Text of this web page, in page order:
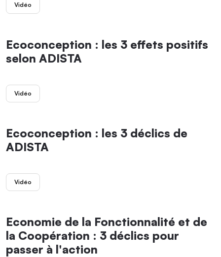
Vidéo
Ecoconception : les 3 effets positifs
selon ADISTA
Vidéo
Ecoconception : les 3 déclics de
ADISTA
Vidéo
Economie de la Fonctionnalité et de
la Coopération : 3 déclics pour
passer à l'action